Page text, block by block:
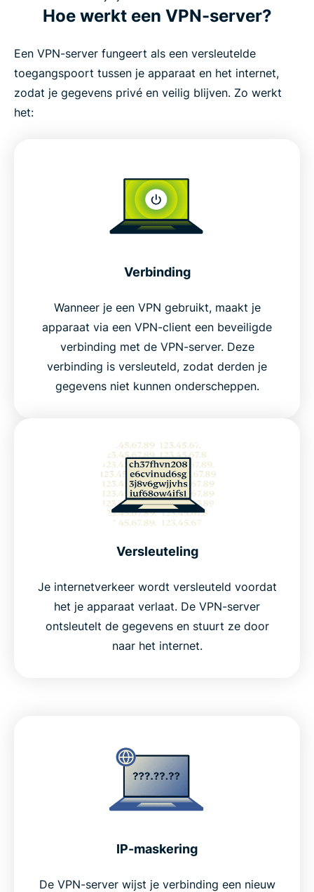
Hoe werkt een VPN-server?
Een VPN-server fungeert als een versleutelde
toegangspoort tussen je apparaat en het internet,
zodat je gegevens privé en veilig blijven. Zo werkt
het:
Verbinding
Wanneer je een VPN gebruikt, maakt je
apparaat via een VPN-client een beveiligde
verbinding met de VPN-server. Deze
verbinding is versleuteld, zodat derden je
gegevens niet kunnen onderscheppen.
Versleuteling
Je internetverkeer wordt versleuteld voordat
het je apparaat verlaat. De VPN-server
ontsleutelt de gegevens en stuurt ze door
naar het internet.
IP-maskering
De VPN-server wijst je verbinding een nieuw